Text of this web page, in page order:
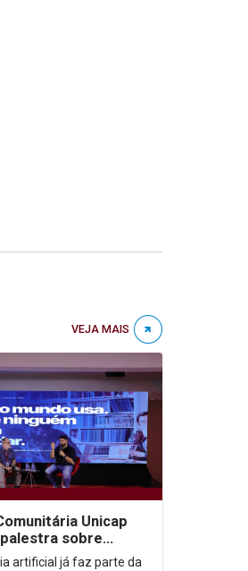
VEJA MAIS
Unicap
sobre
com uso de IA
artificial já faz parte da